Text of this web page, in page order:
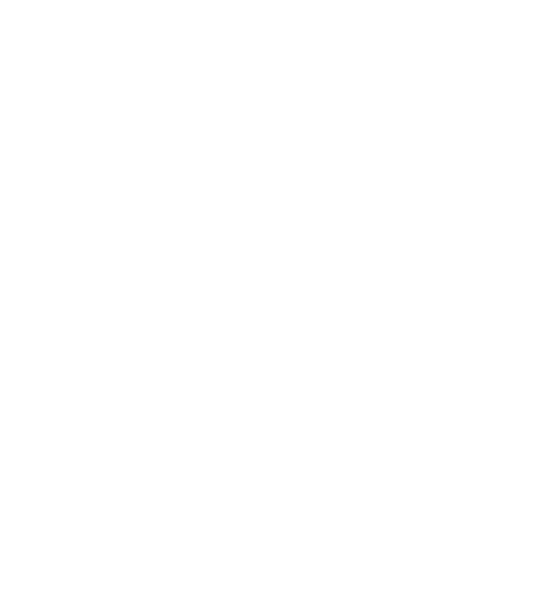
cm / 45 in, Color: Negro, Talla: XL
/ 33 in, Color: Negro, Talla: M